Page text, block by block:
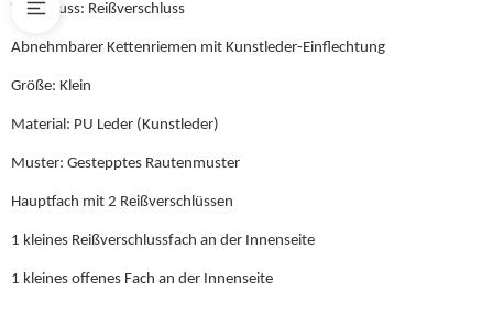
Verschluss: Reißverschluss
Abnehmbarer Kettenriemen mit Kunstleder-Einflechtung
Größe: Klein
Material: PU Leder (Kunstleder)
Muster: Gestepptes Rautenmuster
Hauptfach mit 2 Reißverschlüssen
1 kleines Reißverschlussfach an der Innenseite
1 kleines offenes Fach an der Innenseite